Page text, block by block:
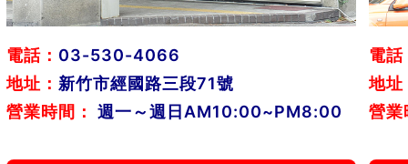
電話： 03-530-4066
地址： 新竹市經國路三段71號
營業時間：
週一～週日AM10:00~PM8:00
電話
地址
營業